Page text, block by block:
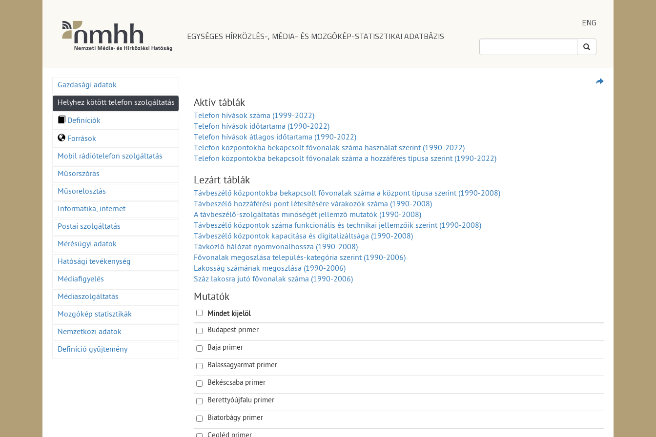
EGYSÉGES HÍRKÖZLÉS-, MÉDIA- ÉS MOZGÓKÉP-STATISZTIKAI ADATBÁZIS
ENG
Gazdasági adatok
Helyhez kötött telefon szolgáltatás
Definíciók
Források
Mobil rádiótelefon szolgáltatás
Műsorszórás
Műsorelosztás
Informatika, internet
Postai szolgáltatás
Mérésügyi adatok
Hatósági tevékenység
Médiafigyelés
Médiaszolgáltatás
Mozgókép statisztikák
Nemzetközi adatok
Definíció gyűjtemény
Aktív táblák
Telefon hívások száma (1999-2022)
Telefon hívások időtartama (1990-2022)
Telefon hívások átlagos időtartama (1990-2022)
Telefon központokba bekapcsolt fővonalak száma használat szerint (1990-2022)
Telefon központokba bekapcsolt fővonalak száma a hozzáférés típusa szerint (1990-2022)
Lezárt táblák
Távbeszélő központokba bekapcsolt fővonalak száma a központ típusa szerint (1990-2008)
Távbeszélő hozzáférési pont létesítésére várakozók száma (1990-2008)
A távbeszélő-szolgáltatás minőségét jellemző mutatók (1990-2008)
Távbeszélő központok száma funkcionális és technikai jellemzőik szerint (1990-2008)
Távbeszélő központok kapacitása és digitalizáltsága (1990-2008)
Távközlő hálózat nyomvonalhossza (1990-2008)
Fővonalak megoszlása település-kategória szerint (1990-2006)
Lakosság számának megoszlása (1990-2006)
Száz lakosra jutó fővonalak száma (1990-2006)
Települések száma primer körzetek szerint, év végén (1990-2006)
Lakosság primer körzetek szerint, év végén (1990-2006)
Bekapcsolt fővonalak primer körzetek szerint, év végén (1990-2008)
Nyilvános távbeszélő állomások primer körzetek szerint, év végén (1990-2008)
ISDN vonalak száma primerkörzetek szerint, év végén (1990-2008)
A távbeszélő központokba bekapcsolt alap ISDN vonalak száma primer körzetek szerint, az év végén (1990-2008)
Igénylők száma primer körzetek szerint, év végén (1990-2008)
Mutatók
Mindet kijelöl
Budapest primer
Baja primer
Balassagyarmat primer
Békéscsaba primer
Berettyóújfalu primer
Biatorbágy primer